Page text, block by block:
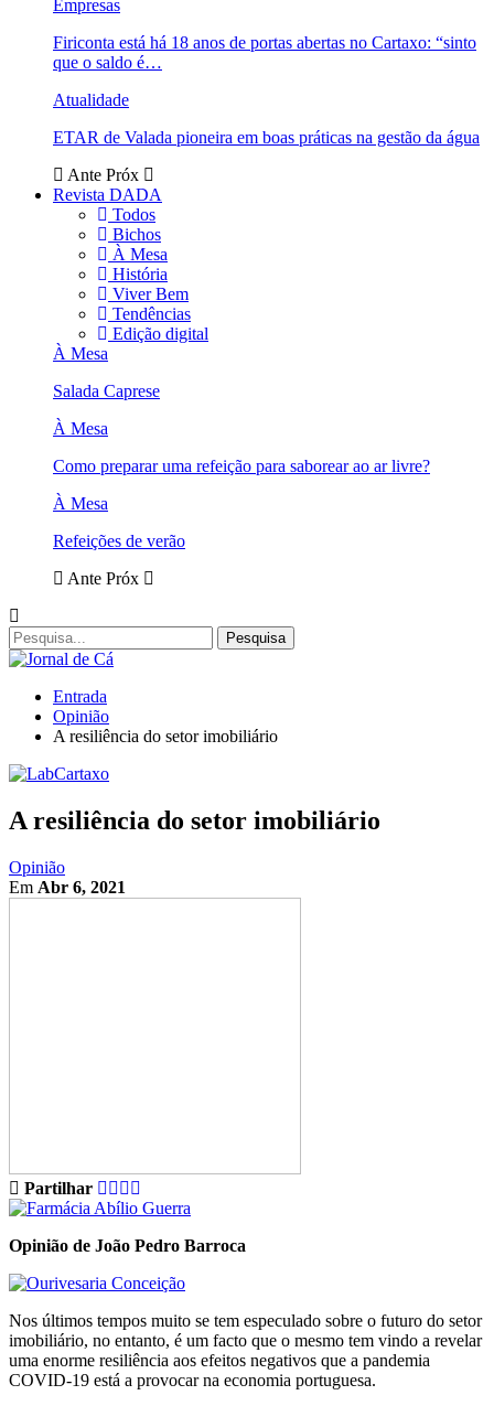
Empresas
Firiconta está há 18 anos de portas abertas no Cartaxo: “sinto
que o saldo é…
Atualidade
ETAR de Valada pioneira em boas práticas na gestão da água
Ante Próx
Revista DADA
Todos
Bichos
À Mesa
História
Viver Bem
Tendências
Edição digital
À Mesa
Salada Caprese
À Mesa
Como preparar uma refeição para saborear ao ar livre?
À Mesa
Refeições de verão
Ante Próx
Entrada
Opinião
A resiliência do setor imobiliário
A resiliência do setor imobiliário
Opinião
Em Abr 6, 2021
Partilhar
Opinião de João Pedro Barroca
Nos últimos tempos muito se tem especulado sobre o futuro do setor
imobiliário, no entanto, é um facto que o mesmo tem vindo a revelar
uma enorme resiliência aos efeitos negativos que a pandemia
COVID-19 está a provocar na economia portuguesa.